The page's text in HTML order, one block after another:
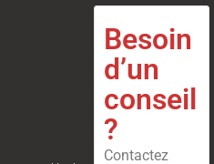
Besoin
d’un
conseil
?
Contactez